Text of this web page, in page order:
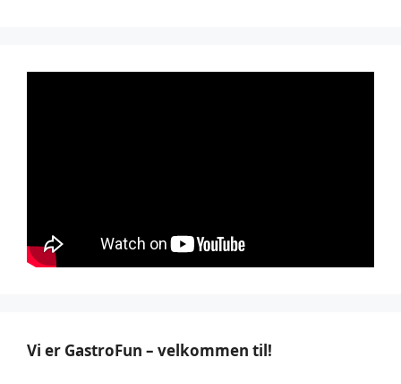
Vi er GastroFun – velkommen til!